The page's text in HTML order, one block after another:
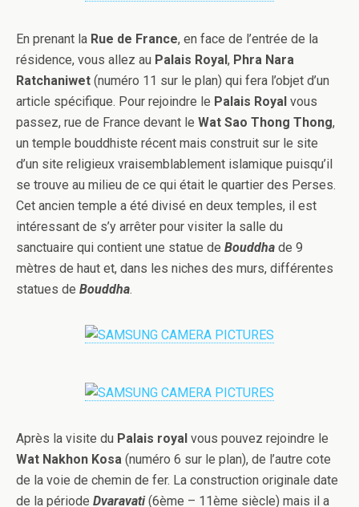
En prenant la Rue de France, en face de l’entrée de la
résidence, vous allez au Palais Royal , Phra Nara
Ratchaniwet (numéro 11 sur le plan) qui fera l’objet d’un
article spécifique. Pour rejoindre le Palais Royal vous
passez, rue de France devant le Wat Sao Thong Thong,
un temple bouddhiste récent mais construit sur le site
d’un site religieux vraisemblablement islamique puisqu’il
se trouve au milieu de ce qui était le quartier des Perses.
Cet ancien temple a été divisé en deux temples, il est
intéressant de s’y arrêter pour visiter la salle du
sanctuaire qui contient une statue de Bouddha de 9
mètres de haut et, dans les niches des murs, différentes
statues de Bouddha.
Après la visite du Palais royal vous pouvez rejoindre le
Wat Nakhon Kosa (numéro 6 sur le plan), de l’autre cote
de la voie de chemin de fer. La construction originale date
de la période Dvaravati (6ème – 11ème siècle) mais il a